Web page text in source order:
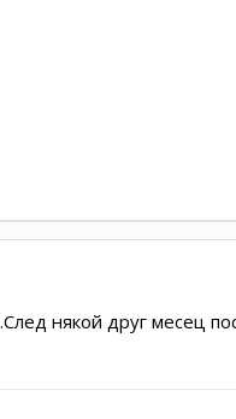
някой друг месец